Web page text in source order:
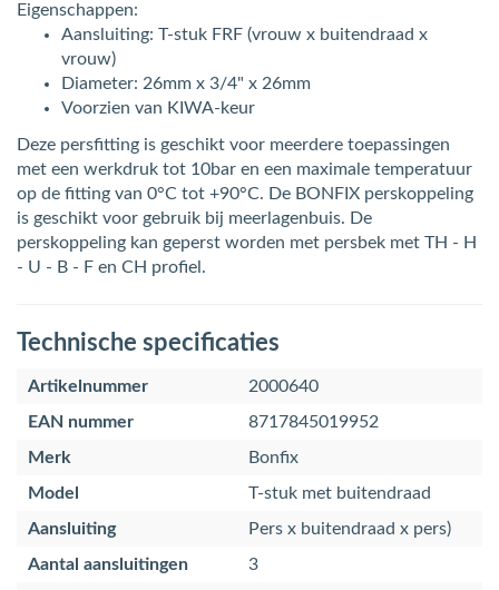
Eigenschappen:
Aansluiting: T-stuk FRF (vrouw x buitendraad x
vrouw)
Diameter: 26mm x 3/4" x 26mm
Voorzien van KIWA-keur
Deze persfitting is geschikt voor meerdere toepassingen
met een werkdruk tot 10bar en een maximale temperatuur
op de fitting van 0°C tot +90°C. De BONFIX perskoppeling
is geschikt voor gebruik bij meerlagenbuis. De
perskoppeling kan geperst worden met persbek met TH - H
- U - B - F en CH profiel.
Technische specificaties
Artikelnummer
2000640
EAN nummer
8717845019952
Merk
Bonfix
Model
T-stuk met buitendraad
Aansluiting
Pers x buitendraad x pers)
Aantal aansluitingen
3